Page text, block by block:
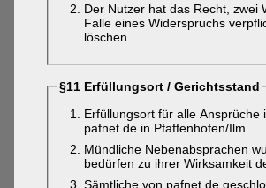
Der Nutzer hat das Recht, zwei
Falle eines Widerspruchs
löschen.
§11 Erfüllungsort / Gerichtsstand
Erfüllungsort für alle
pafnet.de in Pfaffenhofen/Ilm.
Mündliche Nebenabsprachen
bedürfen zu ihrer Wirksamkeit
Sämtliche von pafnet.de